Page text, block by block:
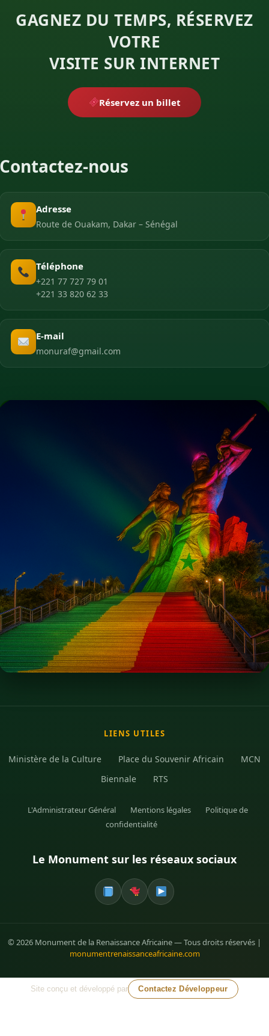
GAGNEZ DU TEMPS, RÉSERVEZ
VOTRE
VISITE SUR INTERNET
Réservez un billet
Contactez-nous
Adresse
Route de Ouakam, Dakar – Sénégal
Téléphone
+221 77 727 79 01
+221 33 820 62 33
E-mail
monuraf@gmail.com
LIENS UTILES
Ministère de la Culture Place du Souvenir Africain
MCN
Biennale
RTS
L'Administrateur Général Mentions légales
Politique de
confidentialité
Le Monument sur les réseaux sociaux
© 2026 Monument de la Renaissance Africaine — Tous droits réservés |
monumentrenaissanceafricaine.com
Site conçu et développé par Contactez Développeur